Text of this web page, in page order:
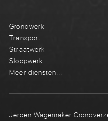
Grondwerk
Transport
Straatwerk
Sloopwerk
Meer diensten...
Jeroen Wagemaker